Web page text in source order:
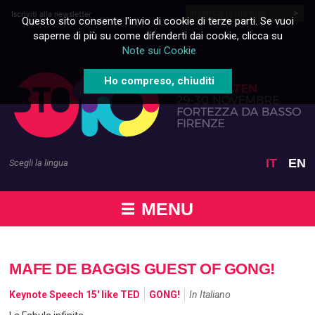
Vai al contenuto
Iscriviti alla newsletter
MENU
Scegli la lingua IT EN
MAFE DE BAGGIS GUEST OF GONG!
Keynote Speech 15' like TED GONG!
In Italiano
Questo sito consente l'invio di cookie di terze parti. Se vuoi
saperne di più su come difenderti dai cookie, clicca su
Note sui Cookie
Ho compreso, chiuditi